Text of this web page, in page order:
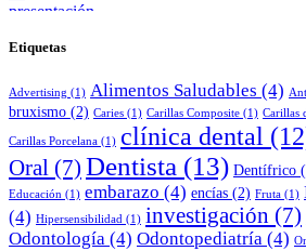
Etiquetas
Advertising (1) Alimentos Saludables (4)
bruxismo (2) Caries (1) Carillas Composite (1) Carillas
Carillas Porcelana (1) clínica dental
Oral (7) Dentista (13) Dentífrico
Educación (1) embarazo (4) encías (2) Fruta (1)
(4) Hipersensibilidad (1) investigación (7)
Odontología (4) Odontopediatría (4)